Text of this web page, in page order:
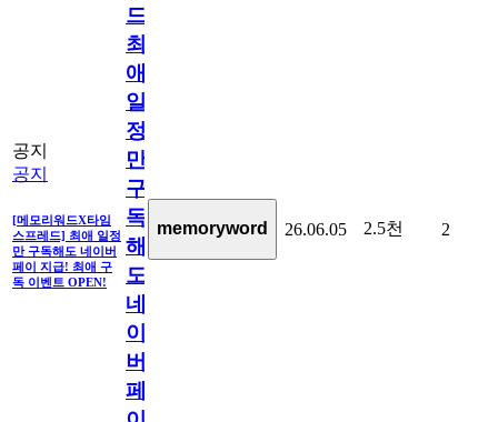
공지
공지
[메모리워드X타임
스프레드] 최애 일정
만 구독해도 네이버
페이 지급! 최애 구
독 이벤트 OPEN!
드]
최
애
일
정
만
구
독
해
도
네
이
버
페
memoryword 26.06.05 2.5천 2